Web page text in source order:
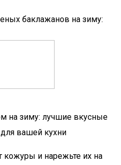
баклажанов на зиму:
на зиму: лучшие вкусные
вашей кухни
кожуры и нарежьте их на